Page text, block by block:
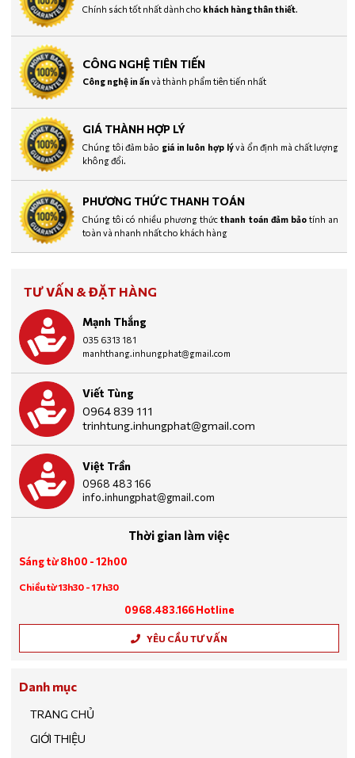
Chính sách tốt nhất dành cho khách hàng thân thiết.
CÔNG NGHỆ TIÊN TIẾN
Công nghệ in ấn và thành phẩm tiên tiến nhất
GIÁ THÀNH HỢP LÝ
Chúng tôi đảm bảo giá in luôn hợp lývà ổn định mà chất lượng
không đổi.
PHƯƠNG THỨC THANH TOÁN
Chúng tôi có nhiều phương thứcthanh toán đảm bảo tính an
toàn và nhanh nhất cho khách hàng
TƯ VẤN & ĐẶT HÀNG
Mạnh Thắng
035 6313 181
manhthang.inhungphat@gmail.com
Viết Tùng
0964 839 111
trinhtung.inhungphat@gmail.com
Việt Trần
0968 483 166
info.inhungphat@gmail.com
Thời gian làm việc
Sáng từ 8h00 - 12h00
Chiều từ 13h30 - 17h30
0968.483.166 Hotline
YÊU CẦU TƯ VẤN
Danh mục
TRANG CHỦ
GIỚI THIỆU